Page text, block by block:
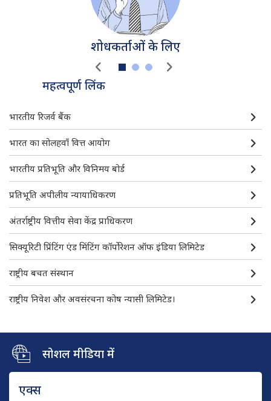
शोधकर्ताओं के लिए
महत्वपूर्ण लिंक
डी. बी. आई. एम.-महत्वपूर्ण लिंक
भारतीय रिजर्व बैंक
भारत का सोलहवाँ वित्त आयोग
भारतीय प्रतिभूति और विनिमय बोर्ड
प्रतिभूति अपीलीय न्यायाधिकरण
अंतर्राष्ट्रीय वित्तीय सेवा केंद्र प्राधिकरण
सिक्यूरिटी प्रिंटिंग एंड मिंटिंग कॉर्पोरेशन ऑफ इंडिया लिमिटेड
राष्ट्रीय बचत संस्थान
राष्ट्रीय निवेश और अवसंरचना कोष न्यासी लिमिटेड।
सोशल मीडिया में
एक्स